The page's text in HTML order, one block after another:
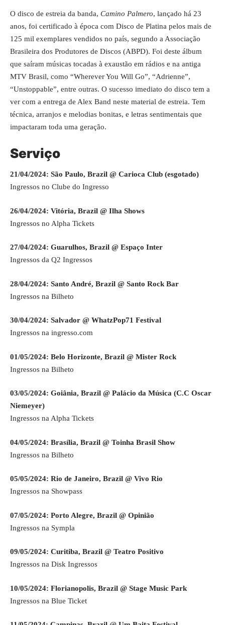
O disco de estreia da banda, Camino Palmero, lançado há 23
anos, foi certificado à época com Disco de Platina pelos mais de
125 mil exemplares vendidos no país, segundo a Associação
Brasileira dos Produtores de Discos (ABPD). Foi deste álbum
que saíram músicas tocadas à exaustão em rádios e na antiga
MTV Brasil, como “Wherever You Will Go”, “Adrienne”,
“Unstoppable”, entre outras. O sucesso imediato do disco tem a
ver com a entrega de Alex Band neste material de estreia. Tem
técnica, arranjos e melodias bonitas, e letras sentimentais que
impactaram toda uma geração.
Serviço
21/04/2024: São Paulo, Brazil @ Carioca Club (esgotado)
Ingressos no Clube do Ingresso
26/04/2024: Vitória, Brazil @ Ilha Shows
Ingressos no Alpha Tickets
27/04/2024: Guarulhos, Brazil @ Espaço Inter
Ingressos da Q2 Ingressos
28/04/2024: Santo André, Brazil @ Santo Rock Bar
Ingressos na Bilheto
30/04/2024: Salvador @ WhatzPop71 Festival
Ingressos na ingresso.com
01/05/2024: Belo Horizonte, Brazil @ Mister Rock
Ingressos na Bilheto
03/05/2024: Goiânia, Brazil @ Palácio da Música (C.C Oscar
Niemeyer)
Ingressos na Alpha Tickets
04/05/2024: Brasília, Brazil @ Toinha Brasil Show
Ingressos na Bilheto
05/05/2024: Rio de Janeiro, Brazil @ Vivo Rio
Ingressos na Showpass
07/05/2024: Porto Alegre, Brazil @ Opinião
Ingressos na Sympla
09/05/2024: Curitiba, Brazil @ Teatro Positivo
Ingressos na Disk Ingressos
10/05/2024: Florianopolis, Brazil @ Stage Music Park
Ingressos na Blue Ticket